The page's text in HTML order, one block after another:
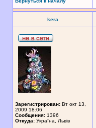
kera
Зарегистрирован: Вт окт 13,
2009 18:06
Сообщения: 1396
Откуда: Україна, Львів